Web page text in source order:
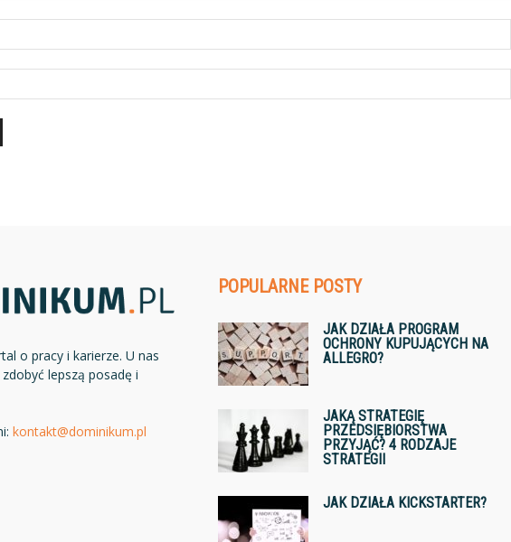
o pracy i karierze. U nas
lepszą posadę i
kontakt@dominikum.pl
POPULARNE POSTY
JAK DZIAŁA PROGRAM
OCHRONY KUPUJĄCYCH NA
ALLEGRO?
JAKĄ STRATEGIĘ
PRZEDSIĘBIORSTWA
PRZYJĄĆ? 4 RODZAJE
STRATEGII
JAK DZIAŁA KICKSTARTER?